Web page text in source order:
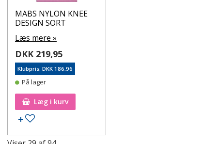
MABS NYLON KNEE
DESIGN SORT
Læs mere »
DKK 219,95
Klubpris: DKK 186,96
På lager
Læg i kurv
Tilføj til ønskeseddel